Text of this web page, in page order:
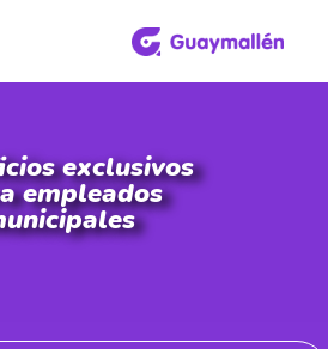
exclusivos
empleados